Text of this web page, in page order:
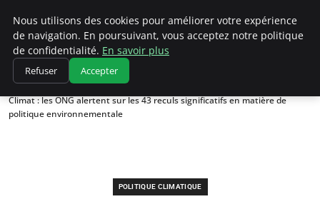
Climatedebtagents
Accueil
Politique climatique
Climat : les ONG alertent sur les 43 reculs significatifs en matière de
politique environnementale
POLITIQUE CLIMATIQUE
Nous utilisons des cookies pour améliorer votre expérience
de navigation. En poursuivant, vous acceptez notre politique
de confidentialité. En savoir plus
Refuser Accepter